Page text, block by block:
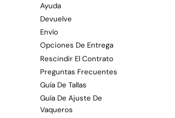
Ayuda
Devuelve
Envío
Opciones De Entrega
Rescindir El Contrato
Preguntas Frecuentes
Guía De Tallas
Guía De Ajuste De
Vaqueros